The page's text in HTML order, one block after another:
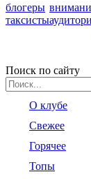
блогеры
таксисты
Поиск по сайту
Search
for:
О клубе
Свежее
Горячее
Топы